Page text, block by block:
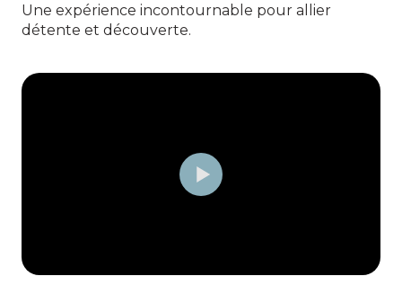
Une expérience incontournable pour allier
détente et découverte.